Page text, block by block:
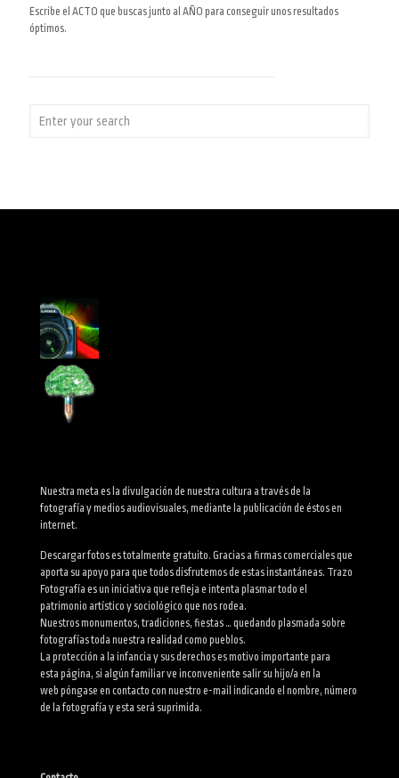
Escribe el ACTO que buscas junto al AÑO para conseguir unos resultados
óptimos.
Nuestra meta es la divulgación de nuestra cultura a través de la
fotografía y medios audiovisuales, mediante la publicación de éstos en
internet.
Descargar fotos es totalmente gratuito. Gracias a firmas comerciales que
aporta su apoyo para que todos disfrutemos de estas instantáneas. Trazo
Fotografía es un iniciativa que refleja e intenta plasmar todo el
patrimonio artístico y sociológico que nos rodea.
Nuestros monumentos, tradiciones, fiestas … quedando plasmada sobre
fotografías toda nuestra realidad como pueblos.
La protección a la infancia y sus derechos es motivo importante para
esta página, si algún familiar ve inconveniente salir su hijo/a en la
web póngase en contacto con nuestro e-mail indicando el nombre, número
de la fotografía y esta será suprimida.